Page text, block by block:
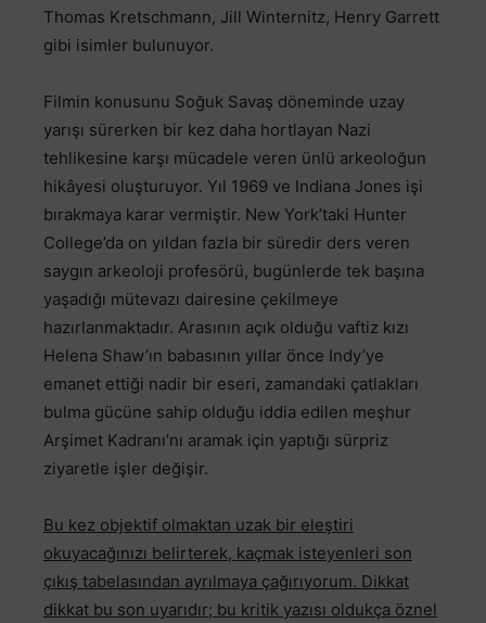
Thomas Kretschmann, Jill Winternitz, Henry Garrett
gibi isimler bulunuyor.
Filmin konusunu Soğuk Savaş döneminde uzay
yarışı sürerken bir kez daha hortlayan Nazi
tehlikesine karşı mücadele veren ünlü arkeoloğun
hikâyesi oluşturuyor. Yıl 1969 ve Indiana Jones işi
bırakmaya karar vermiştir. New York’taki Hunter
College’da on yıldan fazla bir süredir ders veren
saygın arkeoloji profesörü, bugünlerde tek başına
yaşadığı mütevazı dairesine çekilmeye
hazırlanmaktadır. Arasının açık olduğu vaftiz kızı
Helena Shaw’ın babasının yıllar önce Indy’ye
emanet ettiği nadir bir eseri, zamandaki çatlakları
bulma gücüne sahip olduğu iddia edilen meşhur
Arşimet Kadranı’nı aramak için yaptığı sürpriz
ziyaretle işler değişir.
Bu kez objektif olmaktan uzak bir eleştiri
okuyacağınızı belirterek, kaçmak isteyenleri son
çıkış tabelasından ayrılmaya çağırıyorum. Dikkat
dikkat bu son uyarıdır; bu kritik yazısı oldukça öznel